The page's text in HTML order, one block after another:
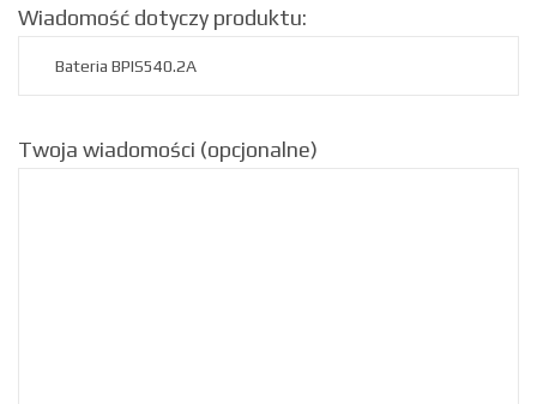
Wiadomość dotyczy produktu:
Twoja wiadomości (opcjonalne)